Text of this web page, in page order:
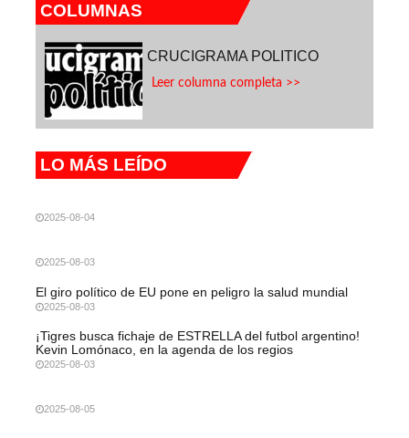
COLUMNAS
CRUCIGRAMA POLITICO
Leer columna completa >>
LO MÁS LEÍDO
2025-08-04
2025-08-03
El giro político de EU pone en peligro la salud mundial
2025-08-03
¡Tigres busca fichaje de ESTRELLA del futbol argentino!
Kevin Lomónaco, en la agenda de los regios
2025-08-03
2025-08-05